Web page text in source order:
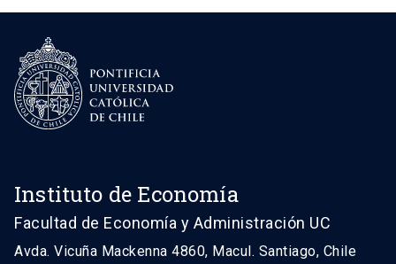
Instituto de Economía
Facultad de Economía y Administración UC
Avda. Vicuña Mackenna 4860, Macul. Santiago, Chile